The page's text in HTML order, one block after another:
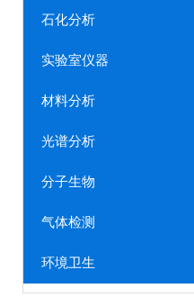
石化分析
实验室仪器
材料分析
光谱分析
分子生物
气体检测
环境卫生